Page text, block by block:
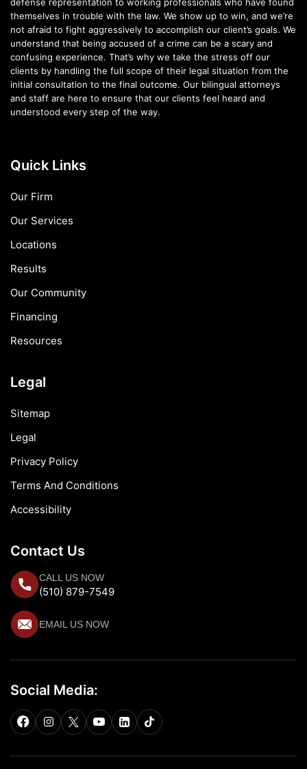
themselves in trouble with the law. We show up to win, and we’re
not afraid to fight aggressively to accomplish our client’s goals. We
understand that being accused of a crime can be a scary and
confusing experience. That’s why we take the stress off our
clients by handling the full scope of their legal situation from the
initial consultation to the final outcome. Our bilingual attorneys
and staff are here to ensure that our clients feel heard and
understood every step of the way.
Quick Links
Our Firm
Our Services
Locations
Results
Our Community
Financing
Resources
Legal
Sitemap
Legal
Privacy Policy
Terms And Conditions
Accessibility
Contact Us
CALL US NOW
(510) 879-7549
EMAIL US NOW
Social Media: